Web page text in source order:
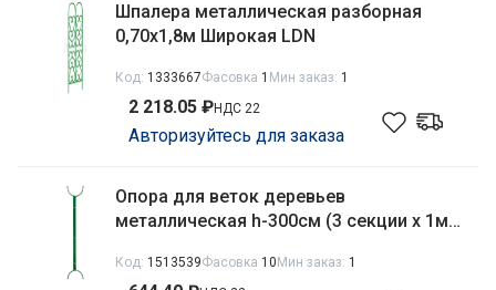
Шпалера металлическая разборная
0,70х1,8м Широкая LDN
Код: 1333667Фасовка 1 Мин заказ: 1
2 218.05 ₽НДС 22
Авторизуйтесь для заказа
Опора для веток деревьев
металлическая h-300см (3 секции х 1м)
Код: 1513539Фасовка 10 Мин заказ: 1